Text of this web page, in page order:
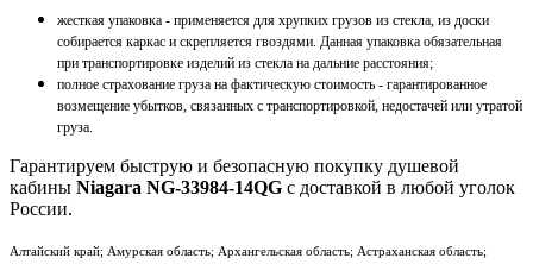
жесткая упаковка - применяется для хрупких грузов из стекла, из доски
собирается каркас и скрепляется гвоздями. Данная упаковка обязательная
при транспортировке изделий из стекла на дальние расстояния;
полное страхование груза на фактическую стоимость - гарантированное
возмещение убытков, связанных с транспортировкой, недостачей или утратой
груза.
Гарантируем быструю и безопасную покупку душевой
кабины Niagara NG-33984-14QG с доставкой в любой уголок
России.
Алтайский край; Амурская область; Архангельская область; Астраханская область;